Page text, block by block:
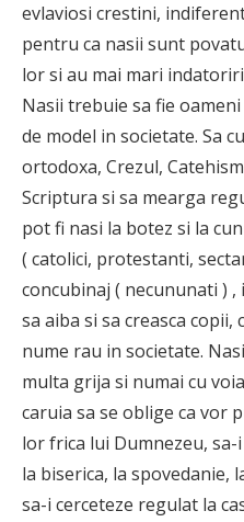
evlaviosi crestini,
pentru ca nasii sunt
lor si au mai mari
Nasii trebuie sa fie
de model in societate. Sa
ortodoxa, Crezul,
Scriptura si sa mearga
pot fi nasi la botez si la
( catolici, protestanti,
concubinaj ( necununati )
sa aiba si sa creasca
nume rau in societate.
multa grija si numai cu
caruia sa se oblige ca vor
lor frica lui Dumnezeu,
la biserica, la spovedanie,
sa-i cerceteze regulat la